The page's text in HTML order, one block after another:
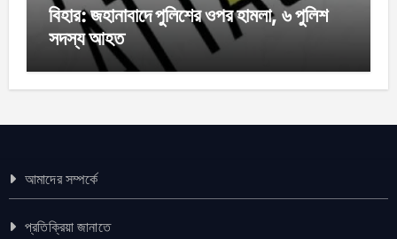
বিহার: জহানাবাদে পুলিশের ওপর হামলা, ৬ পুলিশ
সদস্য আহত
আমাদের সম্পর্কে
প্রতিক্রিয়া জানাতে